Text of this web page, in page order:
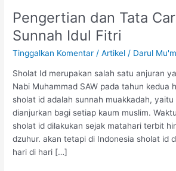
Pengertian dan Tata
Sunnah Idul Fitri
Tinggalkan Komentar /Artikel / Darul
Sholat Id merupakan salah satu anjuran
Nabi Muhammad SAW pada tahun kedua
sholat id adalah sunnah muakkadah,
dianjurkan bagi setiap kaum muslim.
sholat id dilakukan sejak matahari terbit
dzuhur. akan tetapi di Indonesia sholat id
hari di hari […]